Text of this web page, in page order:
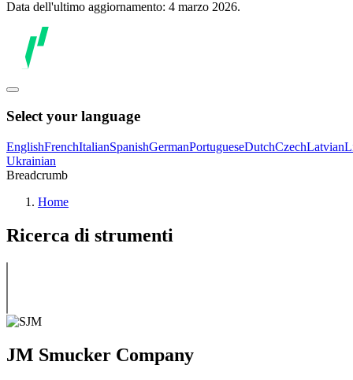
Data dell'ultimo aggiornamento: 4 marzo 2026.
Select your language
EnglishFrenchItalianSpanishGermanPortugueseDutchCzechLatvian
Ukrainian
Breadcrumb
Home
Ricerca di strumenti
JM Smucker Company